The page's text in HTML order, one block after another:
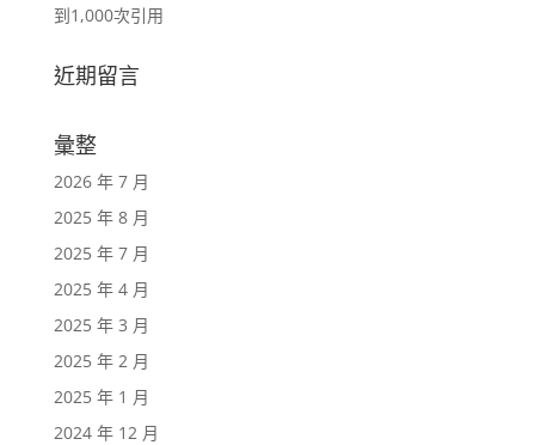
到1,000次引用
近期留言
彙整
2026 年 7 月
2025 年 8 月
2025 年 7 月
2025 年 4 月
2025 年 3 月
2025 年 2 月
2025 年 1 月
2024 年 12 月